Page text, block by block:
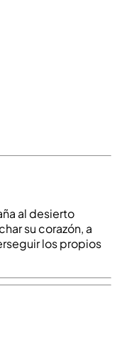
al desierto
su corazón, a
los propios